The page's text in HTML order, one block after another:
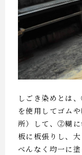
しごき染めとは
を使用してゴム
所）して、②糊
板に板張りし、
べんなく均一に